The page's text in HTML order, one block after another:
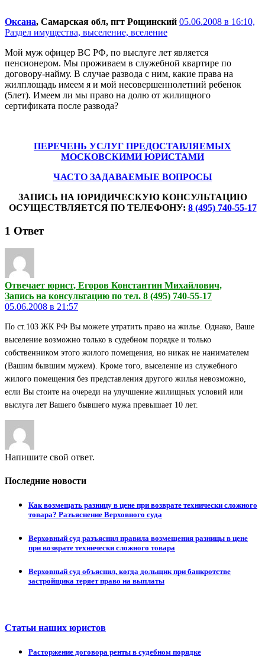
Оксана, Самарская обл, пгт Рощинский 05.06.2008 в 16:10,
Раздел имущества, выселение, вселение
Мой муж офицер ВС РФ, по выслуге лет является
пенсионером. Мы проживаем в служебной квартире по
договору-найму. В случае развода с ним, какие права на
жилплощадь имеем я и мой несовершеннолетний ребенок
(5лет). Имеем ли мы право на долю от жилищного
сертификата после развода?
ПЕРЕЧЕНЬ УСЛУГ ПРЕДОСТАВЛЯЕМЫХ
МОСКОВСКИМИ ЮРИСТАМИ
ЧАСТО ЗАДАВАЕМЫЕ ВОПРОСЫ
ЗАПИСЬ НА ЮРИДИЧЕСКУЮ КОНСУЛЬТАЦИЮ
ОСУЩЕСТВЛЯЕТСЯ ПО ТЕЛЕФОНУ: 8 (495) 740-55-17
1 Ответ
Отвечает юрист, Егоров Константин Михайлович,
Запись на консультацию по тел. 8 (495) 740-55-17
05.06.2008 в 21:57
По ст.103 ЖК РФ Вы можете утратить право на жилье. Однако, Ваше
выселение возможно только в судебном порядке и только
собственником этого жилого помещения, но никак не нанимателем
(Вашим бывшим мужем). Кроме того, выселение из служебного
жилого помещения без представления другого жилья невозможно,
если Вы стоите на очереди на улучшение жилищных условий или
выслуга лет Вашего бывшего мужа превышает 10 лет.
Напишите свой ответ.
Последние новости
Как возмещать разницу в цене при возврате технически сложного
товара? Разъяснение Верховного суда
Верховный суд разъяснил правила возмещения разницы в цене
при возврате технически сложного товара
Верховный суд объяснил, когда дольщик при банкротстве
застройщика теряет право на выплаты
Статьи наших юристов
Расторжение договора ренты в судебном порядке